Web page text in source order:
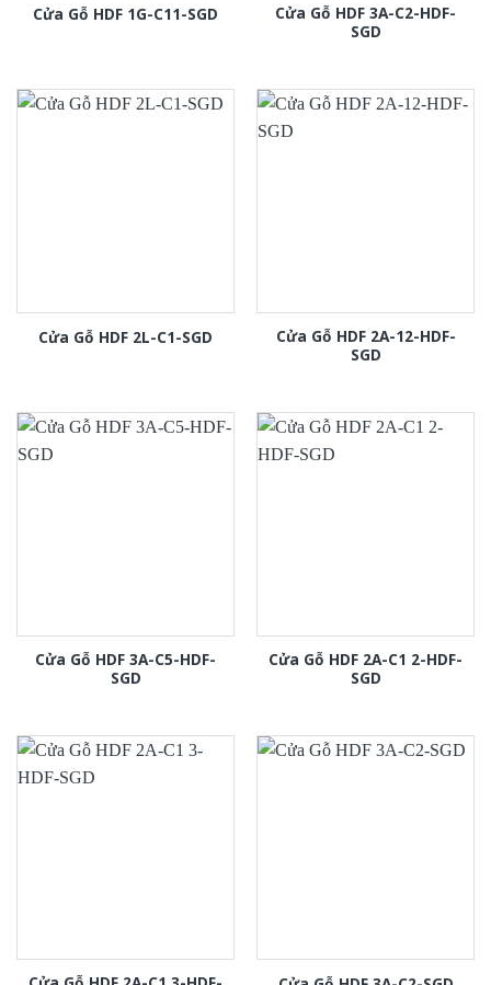
Cửa Gỗ HDF 1G-C11-SGD
Cửa Gỗ HDF 3A-C2-HDF-
SGD
Cửa Gỗ HDF 2L-C1-SGD
Cửa Gỗ HDF 2A-12-HDF-
SGD
Cửa Gỗ HDF 3A-C5-HDF-
SGD
Cửa Gỗ HDF 2A-C1 2-HDF-
SGD